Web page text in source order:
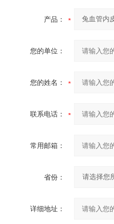
产品：
您的单位：
您的姓名：
联系电话：
常用邮箱：
省份：
详细地址：